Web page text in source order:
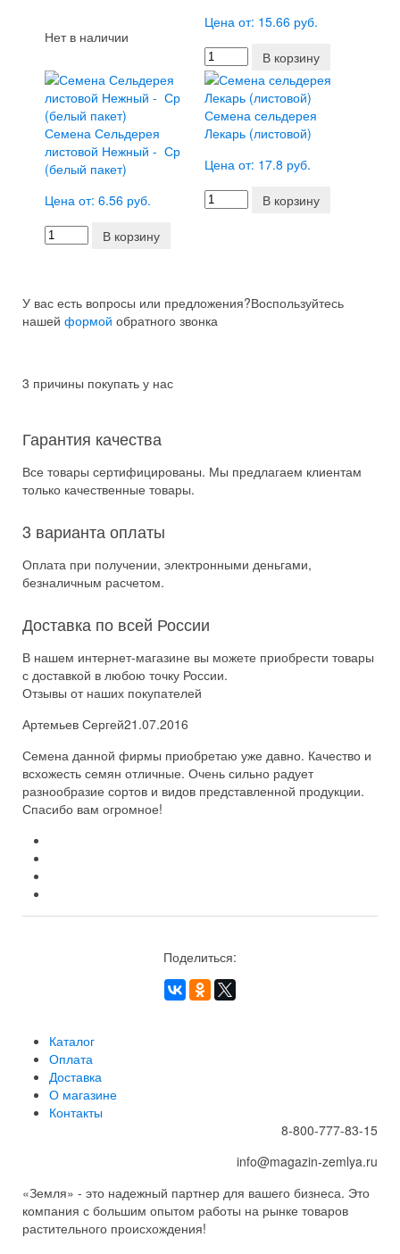
Нет в наличии
Цена от: 15.66 руб.
В корзину
Семена Сельдерея
листовой Нежный - Ср
(белый пакет)
Цена от: 6.56 руб.
В корзину
Семена сельдерея
Лекарь (листовой)
Цена от: 17.8 руб.
В корзину
У вас есть вопросы или предложения?Воспользуйтесь
нашей формой обратного звонка
3 причины покупать у нас
Гарантия качества
Все товары сертифицированы. Мы предлагаем клиентам
только качественные товары.
3 варианта оплаты
Оплата при получении, электронными деньгами,
безналичным расчетом.
Доставка по всей России
В нашем интернет-магазине вы можете приобрести товары
с доставкой в любою точку России.
Отзывы от наших покупателей
Артемьев Сергей21.07.2016
Семена данной фирмы приобретаю уже давно. Качество и
всхожесть семян отличные. Очень сильно радует
разнообразие сортов и видов представленной продукции.
Спасибо вам огромное!
Поделиться:
Каталог
Оплата
Доставка
О магазине
Контакты
8-800-777-83-15
info@magazin-zemlya.ru
«Земля» - это надежный партнер для вашего бизнеса. Это
компания с большим опытом работы на рынке товаров
растительного происхождения!